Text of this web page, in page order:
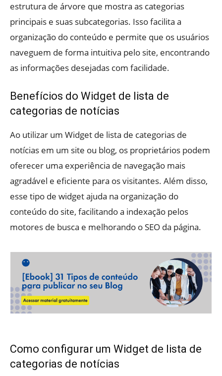
estrutura de árvore que mostra as categorias
principais e suas subcategorias. Isso facilita a
organização do conteúdo e permite que os usuários
naveguem de forma intuitiva pelo site, encontrando
as informações desejadas com facilidade.
Benefícios do Widget de lista de
categorias de notícias
Ao utilizar um Widget de lista de categorias de
notícias em um site ou blog, os proprietários podem
oferecer uma experiência de navegação mais
agradável e eficiente para os visitantes. Além disso,
esse tipo de widget ajuda na organização do
conteúdo do site, facilitando a indexação pelos
motores de busca e melhorando o SEO da página.
Como configurar um Widget de lista de
categorias de notícias